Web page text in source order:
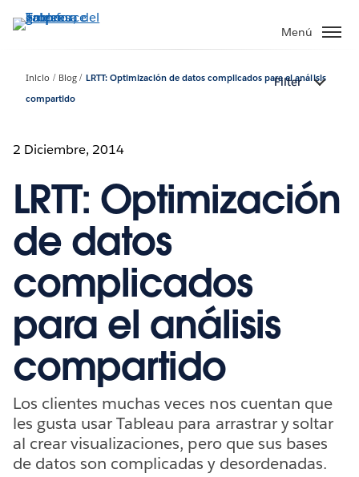
Menú
Inicio Blog
LRTT: Optimización de datos complicados para el análisis
compartido
Filter
2 Diciembre, 2014
LRTT: Optimización
de datos
complicados
para el análisis
compartido
Los clientes muchas veces nos cuentan que
les gusta usar Tableau para arrastrar y soltar
al crear visualizaciones, pero que sus bases
de datos son complicadas y desordenadas.